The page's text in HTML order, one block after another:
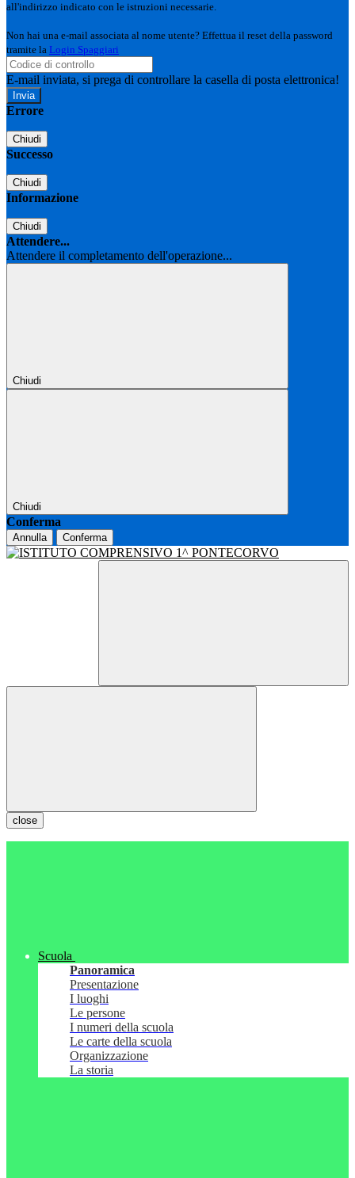
all'indirizzo indicato con le istruzioni necessarie.
Non hai una e-mail associata al nome utente? Effettua il reset della password
tramite la Login Spaggiari
E-mail inviata, si prega di controllare la casella di posta elettronica!
Errore
Chiudi
Successo
Chiudi
Informazione
Chiudi
Attendere...
Attendere il completamento dell'operazione...
Chiudi
Chiudi
Conferma
Annulla Conferma
close
Scuola
Panoramica
Presentazione
I luoghi
Le persone
I numeri della scuola
Le carte della scuola
Organizzazione
La storia